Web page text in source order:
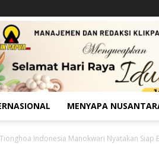
MENYAPA
Indonesia Manokwari Nyatakan Siap